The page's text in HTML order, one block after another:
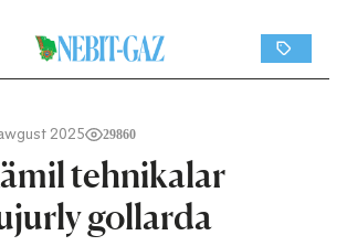
2025 29860
tehnikalar
gollarda